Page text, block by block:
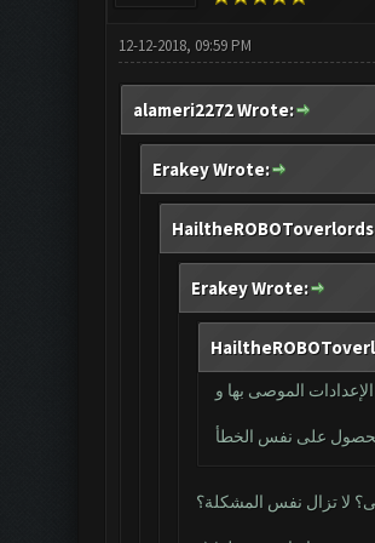
12-12-2018, 09:59 PM
alameri2272 Wrote:
Erakey Wrote:
Erakey Wrote:
لا تزال نفس المشكلة؟